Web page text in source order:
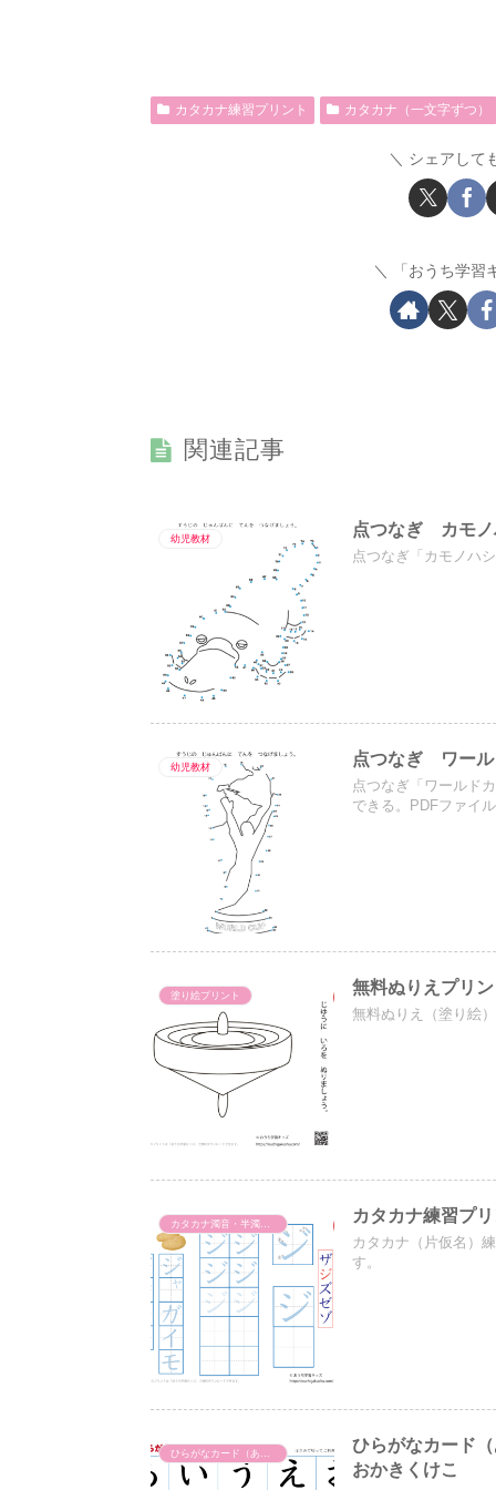
カタカナ練習プリント カタカナ（一文字ずつ）
シェアして
「おうち学習
関連記事
幼児教材 点つなぎ カモノ
点つなぎ「カモノハ
幼児教材 点つなぎ ワール
点つなぎ「ワールド
できる。PDFファイ
塗り絵プリント 無料ぬりえプリン
無料ぬりえ（塗り絵
カタカナ濁音・半濁音・拗音・促音（一文字ずつ） カタカナ練習プリ
カタカナ（片仮名）
す。
ひらがなカード
おかきくけこ